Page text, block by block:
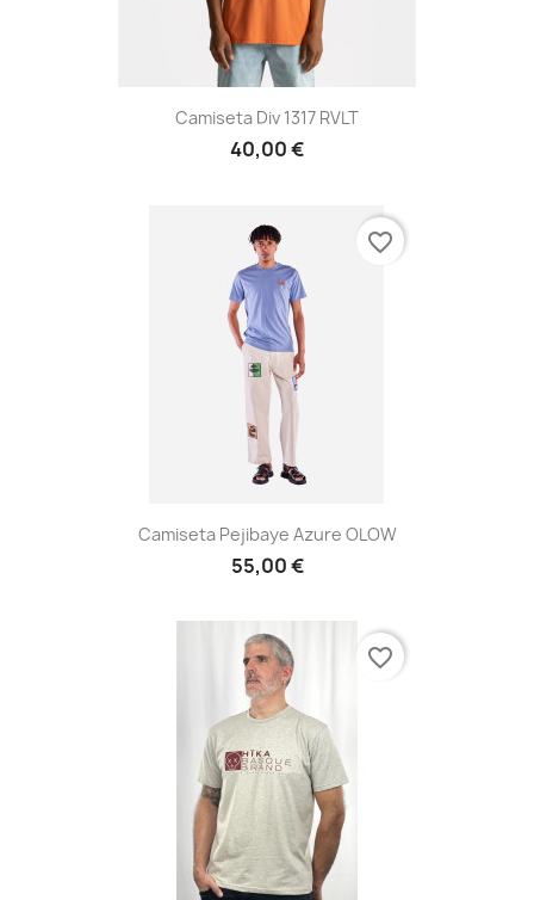
Camiseta Div 1317 RVLT
40,00 €
Camiseta Pejibaye Azure OLOW
55,00 €
favorite_border
favorite_border